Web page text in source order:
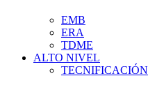
EMB
ERA
TDME
ALTO NIVEL
TECNIFICACIÓN